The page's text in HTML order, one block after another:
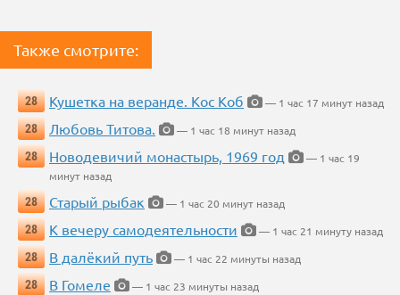
Также смотрите:
28 Кушетка на веранде. Кос Коб
— 1 час 17 минут назад
28
Любовь Титова.
— 1 час 18 минут назад
28
Новодевичий монастырь, 1969 год
— 1 час 19
минут назад
28
Старый рыбак
— 1 час 20 минут назад
28
К вечеру самодеятельности
— 1 час 21 минуту назад
28
В далёкий путь
— 1 час 22 минуты назад
28
В Гомеле
— 1 час 23 минуты назад